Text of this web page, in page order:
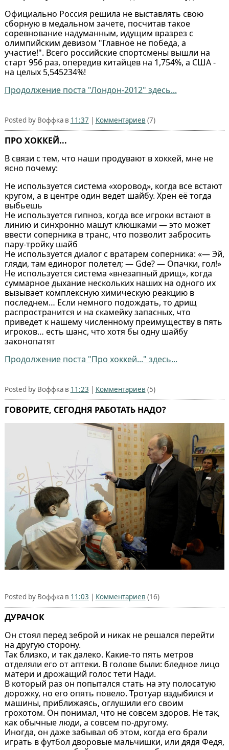
Официально Россия решила не выставлять свою
сборную в медальном зачете, посчитав такое
соревнование надуманным, идущим вразрез с
олимпийским девизом "Главное не победа, а
участие!". Всего российские спортсмены вышли на
старт 956 раз, опередив китайцев на 1,754%, а США -
на целых 5,545234%!
Продолжение поста "Лондон-2012" здесь...
Posted by Воффка в 11:37 | Комментариев (7)
ПРО ХОККЕЙ...
В связи с тем, что наши продувают в хоккей, мне не
ясно почему:
Не используется система «хоровод», когда все встают
кругом, а в центре один ведет шайбу. Хрен её тогда
выбьешь
Не используется гипноз, когда все игроки встают в
линию и синхронно машут клюшками — это может
ввести соперника в транс, что позволит забросить
пару-тройку шайб
Не используется диалог с вратарем соперника: «— Эй,
гляди, там единорог полетел; — Gde? — Опачки, гол!»
Не используется система «внезапный дрищ», когда
суммарное дыхание нескольких наших на одного их
вызывает комплексную химическую реакцию в
последнем… Если немного подождать, то дрищ
распространится и на скамейку запасных, что
приведет к нашему численному преимуществу в пять
игроков… есть шанс, что хотя бы одну шайбу
законопатят
Продолжение поста "Про хоккей..." здесь...
Posted by Воффка в 11:23 | Комментариев (5)
ГОВОРИТЕ, СЕГОДНЯ РАБОТАТЬ НАДО?
Posted by Воффка в 11:03 | Комментариев (16)
ДУРАЧОК
Он стоял перед зеброй и никак не решался перейти
на другую сторону.
Так близко, и так далеко. Какие-то пять метров
отделяли его от аптеки. В голове были: бледное лицо
матери и дрожащий голос тети Нади.
В который раз он попытался стать на эту полосатую
дорожку, но его опять повело. Тротуар вздыбился и
машины, приближаясь, оглушили его своим
грохотом. Он понимал, что не совсем здоров. Не так,
как обычные люди, а совсем по-другому.
Иногда, он даже забывал об этом, когда его брали
играть в футбол дворовые мальчишки, или дядя Федя,